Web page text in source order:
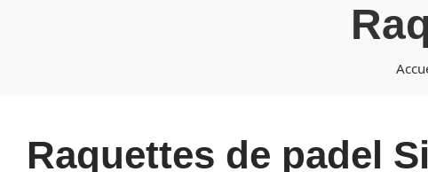
Raquettes de padel